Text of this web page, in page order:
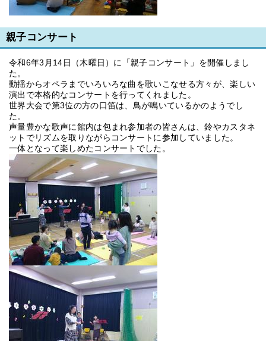
親子コンサート
令和6年3月14日（木曜日）に「親子コンサート」を開催しまし
た。
動揺からオペラまでいろいろな曲を歌いこなせる方々が、楽しい
演出で本格的なコンサートを行ってくれました。
世界大会で第3位の方の口笛は、鳥が鳴いているかのようでし
た。
声量豊かな歌声に館内は包まれ参加者の皆さんは、鈴やカスタネ
ットでリズムを取りながらコンサートに参加していました。
一体となって楽しめたコンサートでした。